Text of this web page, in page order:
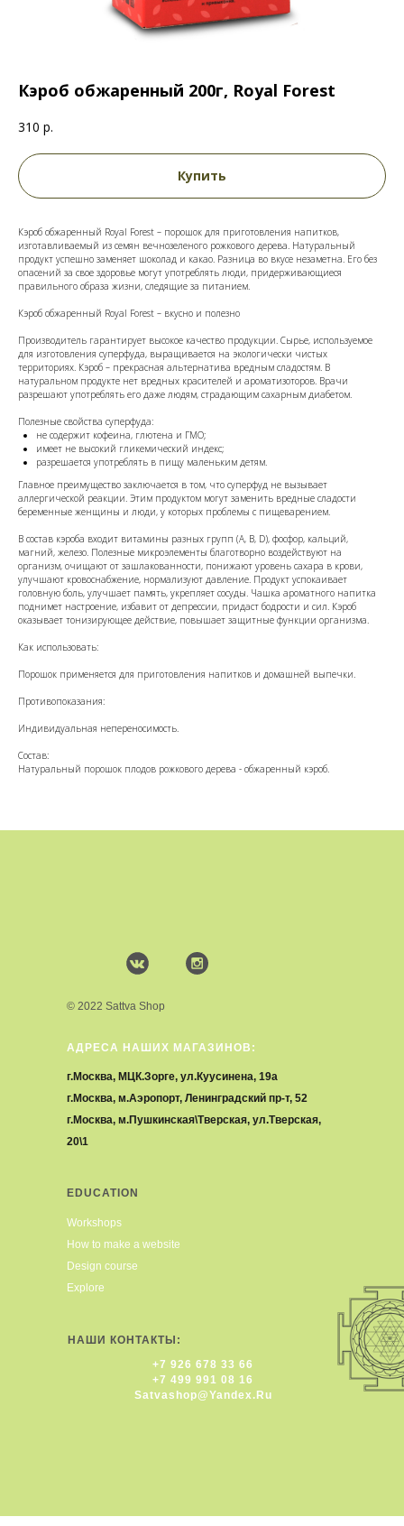
Кэроб обжаренный 200г, Royal Forest
310 р.
Купить
Кэроб обжаренный Royal Forest – порошок для приготовления напитков,
изготавливаемый из семян вечнозеленого рожкового дерева. Натуральный
продукт успешно заменяет шоколад и какао. Разница во вкусе незаметна. Его без
опасений за свое здоровье могут употреблять люди, придерживающиеся
правильного образа жизни, следящие за питанием.
Кэроб обжаренный Royal Forest – вкусно и полезно
Производитель гарантирует высокое качество продукции. Сырье, используемое
для изготовления суперфуда, выращивается на экологически чистых
территориях. Кэроб – прекрасная альтернатива вредным сладостям. В
натуральном продукте нет вредных красителей и ароматизоторов. Врачи
разрешают употреблять его даже людям, страдающим сахарным диабетом.
Полезные свойства суперфуда:
не содержит кофеина, глютена и ГМО;
имеет не высокий гликемический индекс;
разрешается употреблять в пищу маленьким детям.
Главное преимущество заключается в том, что суперфуд не вызывает
аллергической реакции. Этим продуктом могут заменить вредные сладости
беременные женщины и люди, у которых проблемы с пищеварением.
В состав кэроба входит витамины разных групп (А, В, D), фосфор, кальций,
магний, железо. Полезные микроэлементы благотворно воздействуют на
организм, очищают от зашлакованности, понижают уровень сахара в крови,
улучшают кровоснабжение, нормализуют давление. Продукт успокаивает
головную боль, улучшает память, укрепляет сосуды. Чашка ароматного напитка
поднимет настроение, избавит от депрессии, придаст бодрости и сил. Кэроб
оказывает тонизирующее действие, повышает защитные функции организма.
Как использовать:
Порошок применяется для приготовления напитков и домашней выпечки.
Противопоказания:
Индивидуальная непереносимость.
Состав:
Натуральный порошок плодов рожкового дерева - обжаренный кэроб.
АДРЕСА НАШИХ МАГАЗИНОВ:
г.Москва, МЦК.Зорге, ул.Куусинена, 19а
г.Москва, м.Аэропорт, Ленинградский пр-т, 52
г.Москва, м.Пушкинская\Тверская, ул.Тверская,
20\1
EDUCATION
Workshops
How to make a website
Design course
Explore
НАШИ КОНТАКТЫ:
+7 926 678 33 66
+7 499 991 08 16
Satvashop@yandex.ru
© 2022 Sattva Shop